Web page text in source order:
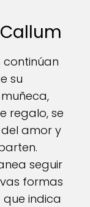
continúan
su
regalo, se
amor y
seguir
formas
indica